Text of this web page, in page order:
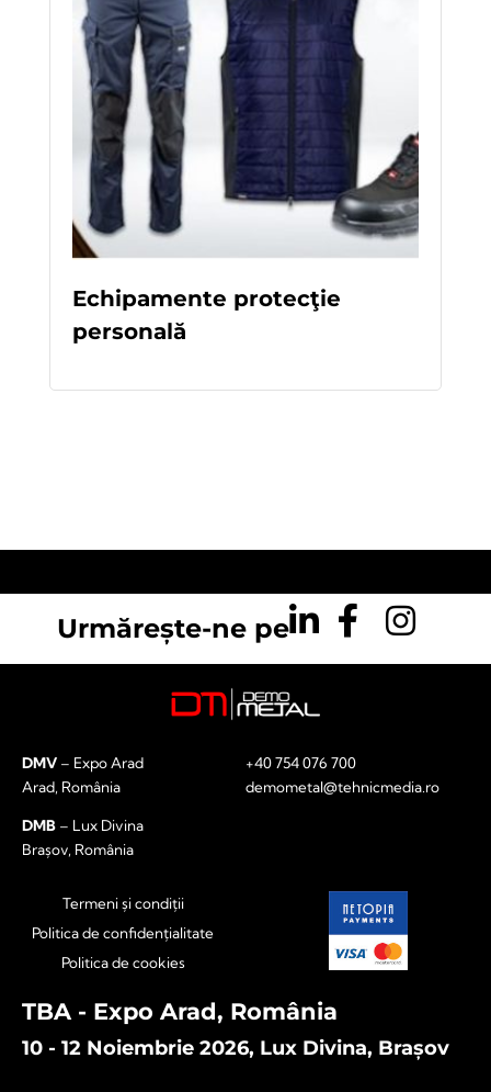
Echipamente protecţie
personală
Urmărește-ne pe
DMV – Expo Arad
Arad, România
DMB – Lux Divina
Brașov, România
+40 754 076 700
demometal@tehnicmedia.ro
Termeni și condiții
Politica de confidențialitate
Politica de cookies
TBA - Expo Arad, România
10 - 12 Noiembrie 2026, Lux Divina, Brașov